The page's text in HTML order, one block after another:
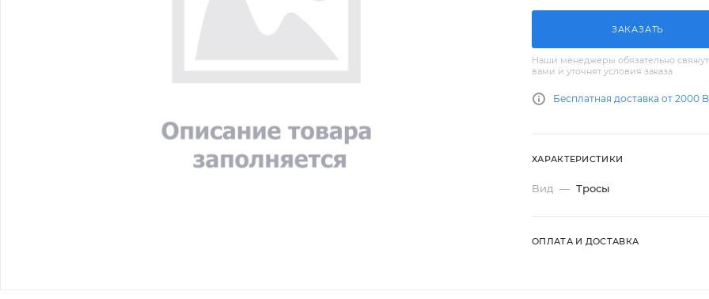
ЗАКАЗАТЬ
Наши менеджеры обязательно
вами и уточнят условия заказа
Бесплатная доставка от 2000
ХАРАКТЕРИСТИКИ
Вид — Тросы
ОПЛАТА И ДОСТАВКА